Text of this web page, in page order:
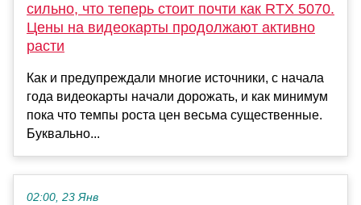
сильно, что теперь стоит почти как RTX 5070.
Цены на видеокарты продолжают активно
расти
Как и предупреждали многие источники, с начала
года видеокарты начали дорожать, и как минимум
пока что темпы роста цен весьма существенные.
Буквально...
02:00, 23 Янв